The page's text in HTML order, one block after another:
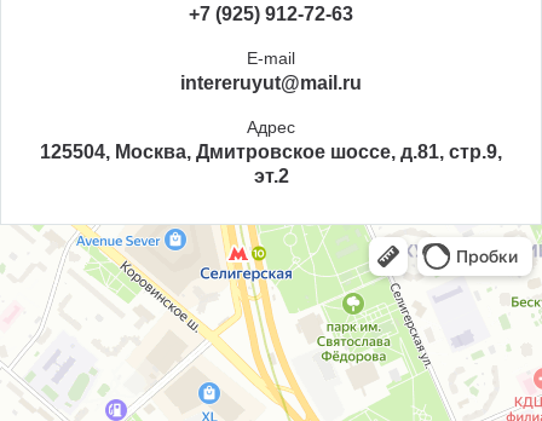
+7 (925) 912-72-63
E-mail
intereruyut@mail.ru
Адрес
125504, Москва, Дмитровское шоссе, д.81, стр.9,
эт.2